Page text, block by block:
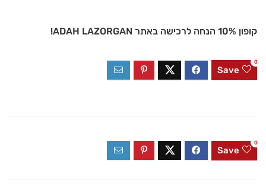
קופון 10% הנחה לרכישה באתר ADAH LAZORGAN!
Save
0
Save
0